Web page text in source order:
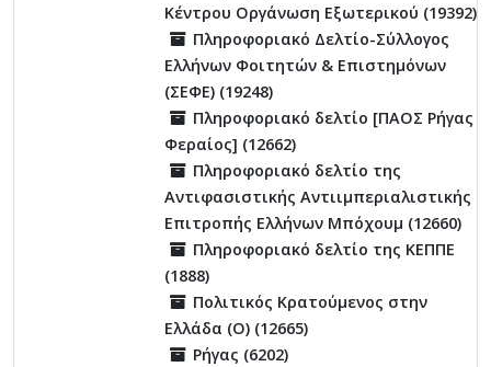
Κέντρου Οργάνωση Εξωτερικού (19392)
Πληροφοριακό Δελτίο-Σύλλογος
Ελλήνων Φοιτητών & Επιστημόνων
(ΣΕΦΕ) (19248)
Πληροφοριακό δελτίο [ΠΑΟΣ Ρήγας
Φεραίος] (12662)
Πληροφοριακό δελτίο της
Αντιφασιστικής Αντιιμπεριαλιστικής
Επιτροπής Ελλήνων Μπόχουμ (12660)
Πληροφοριακό δελτίο της ΚΕΠΠΕ
(1888)
Πολιτικός Κρατούμενος στην
Ελλάδα (Ο) (12665)
Ρήγας (6202)